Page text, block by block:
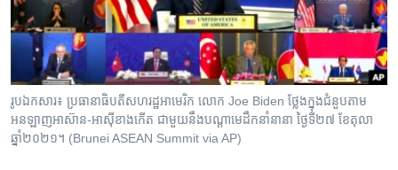
រចនា
សម្ព័ន្ធ​
រំលង​
ទៅ​
កាន់​
Khmer English
បណ្តាញ​សង្គម
រូបឯកសារ៖ ប្រធានាធិបតី​សហរដ្ឋ​អាមេរិក លោក Joe Biden ថ្លែង​ក្នុង​ជំនួប​តាម​
អនឡាញ​​អាស៊ាន-អាស៊ី​ខាង​កើត​ ជាមួយ​នឹង​បណ្ដា​មេដឹកនាំ​នានា ថ្ងៃទី២៧ ខែតុលា
ឆ្នាំ២០២១។ (Brunei ASEAN Summit via AP)